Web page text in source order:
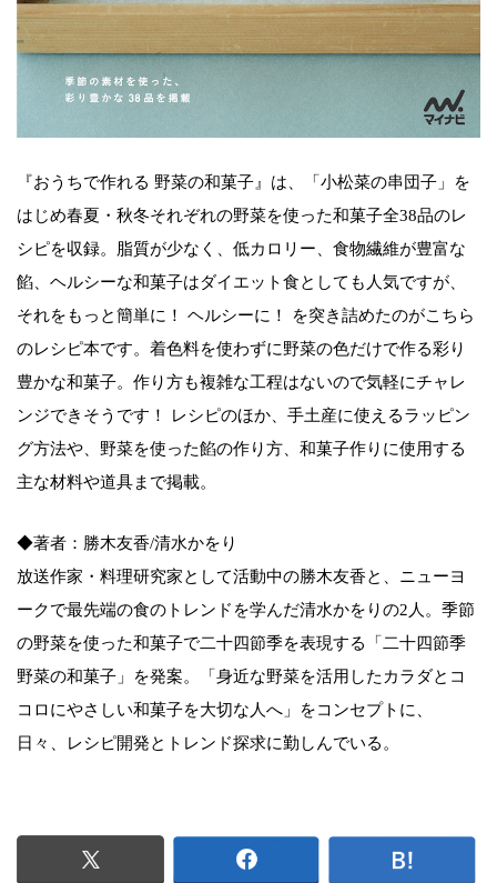
『おうちで作れる 野菜の和菓子』は、「小松菜の串団子」を
はじめ春夏・秋冬それぞれの野菜を使った和菓子全38品のレ
シピを収録。脂質が少なく、低カロリー、食物繊維が豊富な
餡、ヘルシーな和菓子はダイエット食としても人気ですが、
それをもっと簡単に！ ヘルシーに！ を突き詰めたのがこちら
のレシピ本です。着色料を使わずに野菜の色だけで作る彩り
豊かな和菓子。作り方も複雑な工程はないので気軽にチャレ
ンジできそうです！ レシピのほか、手土産に使えるラッピン
グ方法や、野菜を使った餡の作り方、和菓子作りに使用する
主な材料や道具まで掲載。
◆著者：勝木友香/清水かをり
放送作家・料理研究家として活動中の勝木友香と、ニューヨ
ークで最先端の食のトレンドを学んだ清水かをりの2人。季節
の野菜を使った和菓子で二十四節季を表現する「二十四節季
野菜の和菓子」を発案。「身近な野菜を活用したカラダとコ
コロにやさしい和菓子を大切な人へ」をコンセプトに、
日々、レシピ開発とトレンド探求に勤しんでいる。